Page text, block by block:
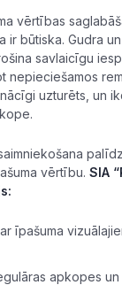
vērtības
ir būtiska. Gudra
savlaicīgu
nepieciešamos
uzturēts, un
vērtību. SIA
īpašuma
apkopes un